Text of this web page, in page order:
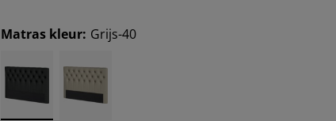
Matras kleur: Grijs-40